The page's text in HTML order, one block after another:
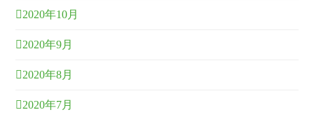
2020年10月
2020年9月
2020年8月
2020年7月